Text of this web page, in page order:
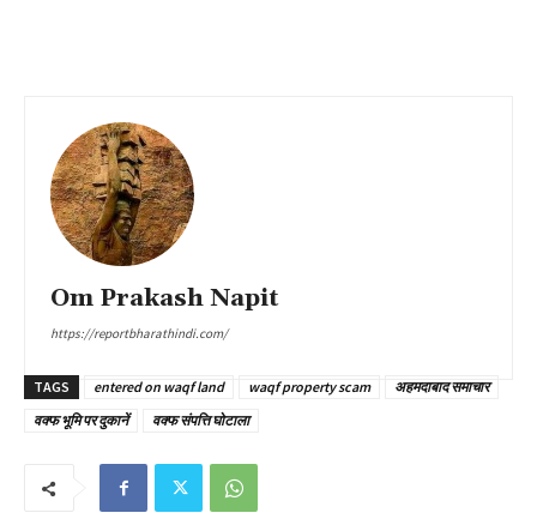
Om Prakash Napit
https://reportbharathindi.com/
TAGS entered on waqf land waqf property scam
अहमदाबाद समाचार
वक्फ भूमि पर दुकानें
वक्फ संपत्ति घोटाला